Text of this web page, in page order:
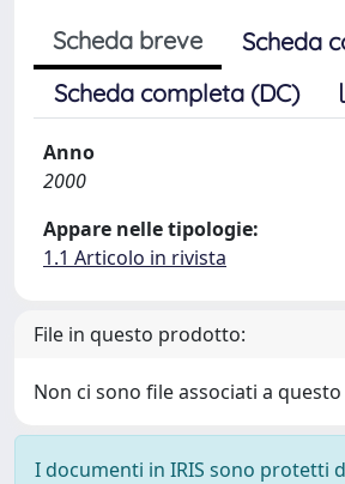
Scheda breve
Scheda
Scheda completa (DC)
Anno
2000
Appare nelle tipologie:
1.1 Articolo in rivista
File in questo prodotto:
Non ci sono file associati a
I documenti in IRIS sono protetti